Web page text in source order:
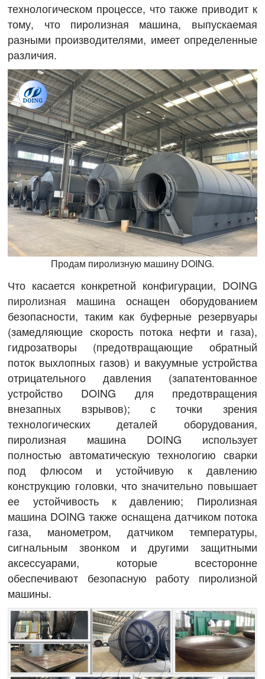
технологическом процессе, что также приводит к
тому, что пиролизная машина, выпускаемая
разными производителями, имеет определенные
различия.
Продам пиролизную машину DOING.
Что касается конкретной конфигурации, DOING
пиролизная машина оснащен оборудованием
безопасности, таким как буферные резервуары
(замедляющие скорость потока нефти и газа),
гидрозатворы (предотвращающие обратный
поток выхлопных газов) и вакуумные устройства
отрицательного давления (запатентованное
устройство DOING для предотвращения
внезапных взрывов); с точки зрения
технологических деталей оборудования,
пиролизная машина DOING использует
полностью автоматическую технологию сварки
под флюсом и устойчивую к давлению
конструкцию головки, что значительно повышает
ее устойчивость к давлению; Пиролизная
машина DOING также оснащена датчиком потока
газа, манометром, датчиком температуры,
сигнальным звонком и другими защитными
аксессуарами, которые всесторонне
обеспечивают безопасную работу пиролизной
машины.